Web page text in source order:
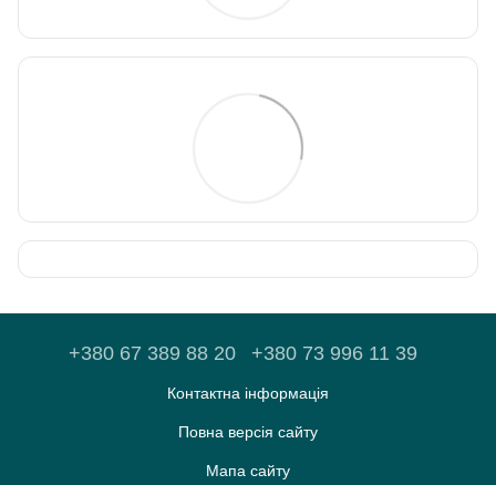
+380 67 389 88 20 +380 73 996 11 39
Контактна інформація
Повна версія сайту
Мапа сайту